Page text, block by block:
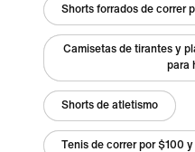
Shorts forrados de correr
Camisetas de tirantes y
para
Shorts de atletismo
Tenis de correr por $100